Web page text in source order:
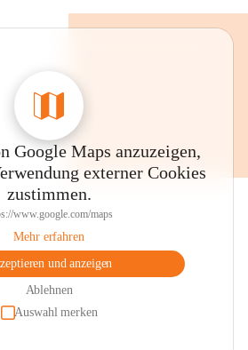
Google Maps anzuzeigen,
externer Cookies
zustimmen.
www.google.com/maps
Mehr erfahren
und anzeigen
Ablehnen
Auswahl merken